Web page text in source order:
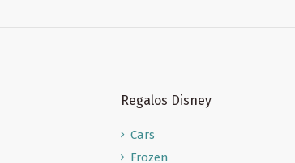
Regalos Disney
Cars
Frozen